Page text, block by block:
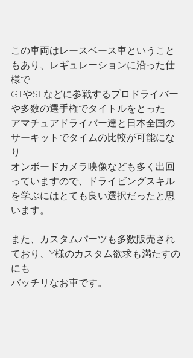
この車両はレースベース車ということ
もあり、レギュレーションに沿った仕
様で
GTやSFなどに参戦するプロドライバー
や多数の選手権でタイトルをとった
アマチュアドライバー達と日本全国の
サーキットでタイムの比較が可能にな
り
オンボードカメラ映像なども多く出回
っていますので、ドライビングスキル
を学ぶにはとても良い選択だったと思
います。
また、カスタムパーツも多数販売され
ており、Y様のカスタム欲求も満たすの
にも
バッチリなお車です。